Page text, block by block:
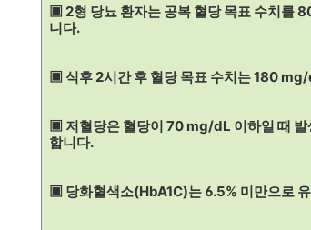
▣ 2형 당뇨 환자는 공복 혈당 목표 수치를
니다.
▣ 식후 2시간 후 혈당 목표 수치는 180
▣ 저혈당은 혈당이 70 mg/dL 이하일 때 발
합니다.
▣ 당화혈색소(HbA1C)는 6.5% 미만으로